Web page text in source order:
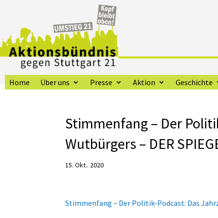
Home Über uns Presse Aktion Geschichte
Stimmenfang – Der
Wutbürgers – DER
15. Okt.. 2020
Stimmenfang – Der Politik-Podcast: Das